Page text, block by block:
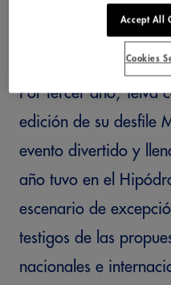
Por tercer año, Telva
edición de su desfile
evento divertido y
año tuvo en el
escenario de
testigos de las
nacionales e
Accept All
Cookies